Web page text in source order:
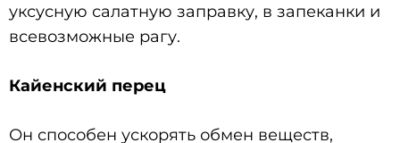
уксусную салатную заправку, в запеканки и
всевозможные рагу.
Кайенский перец
Он способен ускорять обмен веществ,